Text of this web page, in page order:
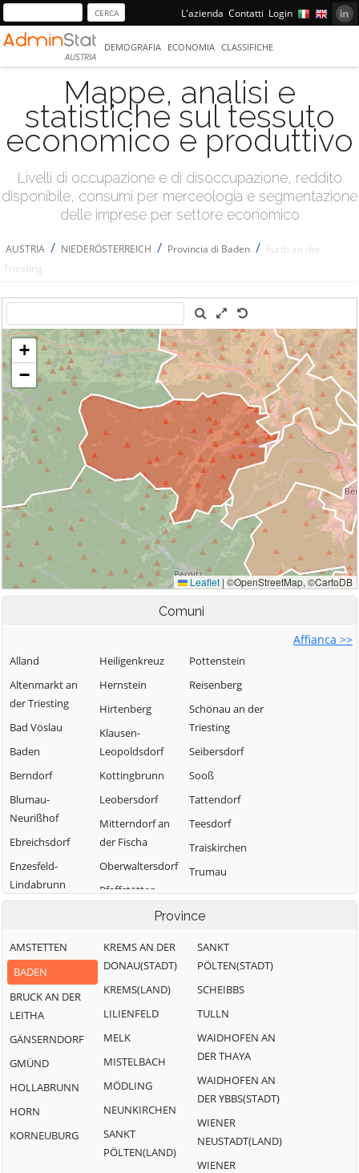
L'azienda Contatti Login
AUSTRIA
DEMOGRAFIA ECONOMIA CLASSIFICHE
Mappe, analisi e
statistiche sul tessuto
economico e produttivo
Livelli di occupazione e di disoccupazione, reddito
disponibile, consumi per merceologia e segmentazione
delle imprese per settore economico
AUSTRIA / NIEDERÖSTERREICH / Provincia di Baden / Furth an der
Triesting
Comuni
Affianca >>
Alland
Altenmarkt an
der Triesting
Bad Vöslau
Baden
Berndorf
Blumau-
Neurißhof
Ebreichsdorf
Enzesfeld-
Lindabrunn
Günselsdorf
Heiligenkreuz
Hernstein
Hirtenberg
Klausen-
Leopoldsdorf
Kottingbrunn
Leobersdorf
Mitterndorf an
der Fischa
Oberwaltersdorf
Pfaffstätten
Pottenstein
Reisenberg
Schönau an der
Triesting
Seibersdorf
Sooß
Tattendorf
Teesdorf
Traiskirchen
Trumau
Weissenbach an
der Triesting
Province
AMSTETTEN
BADEN
BRUCK AN DER
LEITHA
GÄNSERNDORF
GMÜND
HOLLABRUNN
HORN
KORNEUBURG
KREMS AN DER
DONAU(STADT)
KREMS(LAND)
LILIENFELD
MELK
MISTELBACH
MÖDLING
NEUNKIRCHEN
SANKT
PÖLTEN(LAND)
SANKT
PÖLTEN(STADT)
SCHEIBBS
TULLN
WAIDHOFEN AN
DER THAYA
WAIDHOFEN AN
DER YBBS(STADT)
WIENER
NEUSTADT(LAND)
WIENER